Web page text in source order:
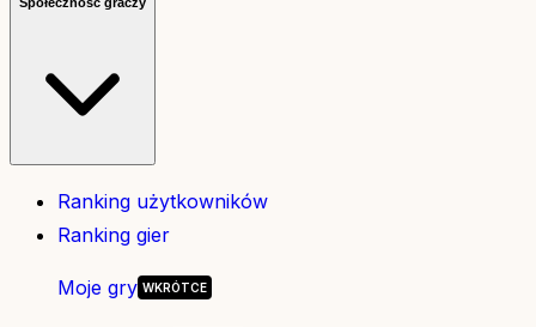
Ranking użytkowników
Ranking gier
Moje gry